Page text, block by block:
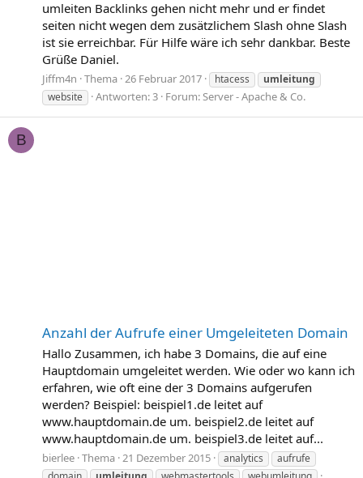
umleiten Backlinks gehen nicht mehr und er findet
seiten nicht wegen dem zusätzlichem Slash ohne Slash
ist sie erreichbar. Für Hilfe wäre ich sehr dankbar. Beste
Grüße Daniel.
Jiffm4n Thema 26 Februar 2017 htacess
umleitung
website
Antworten: 3 Forum:Server - Apache & Co.
B
Anzahl der Aufrufe einer Umgeleiteten Domain
Hallo Zusammen, ich habe 3 Domains, die auf eine
Hauptdomain umgeleitet werden. Wie oder wo kann ich
erfahren, wie oft eine der 3 Domains aufgerufen
werden? Beispiel: beispiel1.de leitet auf
www.hauptdomain.de um. beispiel2.de leitet auf
www.hauptdomain.de um. beispiel3.de leitet auf...
bierlee Thema 21 Dezember 2015 analytics
aufrufe